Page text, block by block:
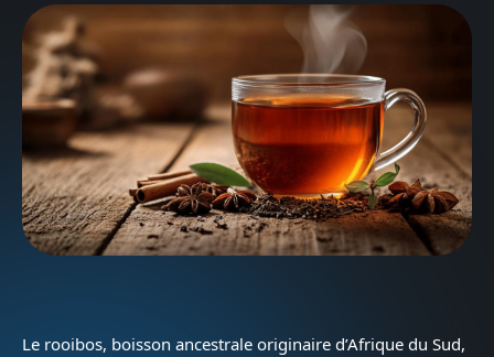
Le rooibos, boisson ancestrale originaire d’Afrique du Sud,